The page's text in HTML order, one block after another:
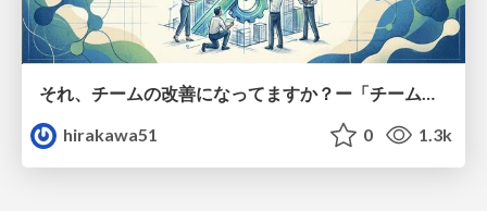
それ、チームの改善になってますか？ー「チームとは？」から始めた組織の実験ー
hirakawa51
0 1.3k